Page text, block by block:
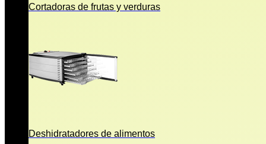
Cortadoras de frutas y verduras
Deshidratadores de alimentos